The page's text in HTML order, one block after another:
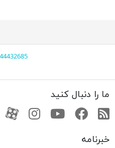
ما را دنبال کنید
RSS فیسبوکیوتیوبکانال
خبرنامه